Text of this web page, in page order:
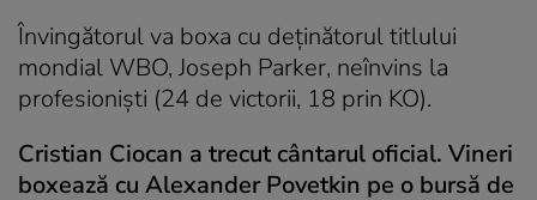
Învingătorul va boxa cu deţinătorul titlului
mondial WBO, Joseph Parker, neînvins la
profesionişti (24 de victorii, 18 prin KO).
Cristian Ciocan a trecut cântarul oficial. Vineri
boxează cu Alexander Povetkin pe o bursă de